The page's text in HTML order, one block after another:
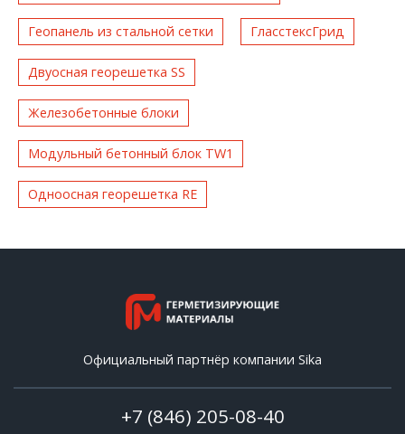
Геопанель из стальной сетки ГласстексГрид
Двуосная георешетка SS
Железобетонные блоки
Модульный бетонный блок TW1
Одноосная георешетка RE
Официальный партнёр компании Sika
+7 (846) 205-08-40